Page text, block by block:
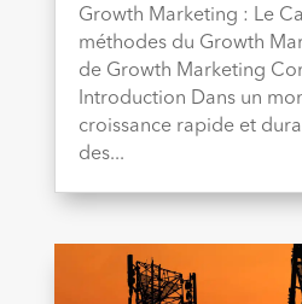
Growth Marketing : Le
méthodes du Growth
de Growth Marketing
Introduction Dans un
croissance rapide et
des...